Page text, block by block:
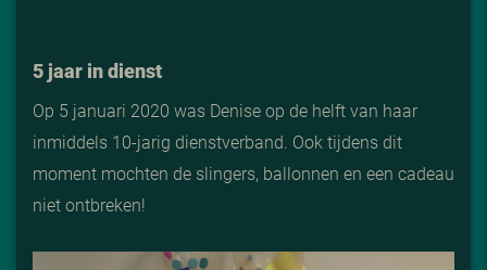
5 jaar in dienst
Op 5 januari 2020 was Denise op de helft van haar
inmiddels 10-jarig dienstverband. Ook tijdens dit
moment mochten de slingers, ballonnen en een cadeau
niet ontbreken!